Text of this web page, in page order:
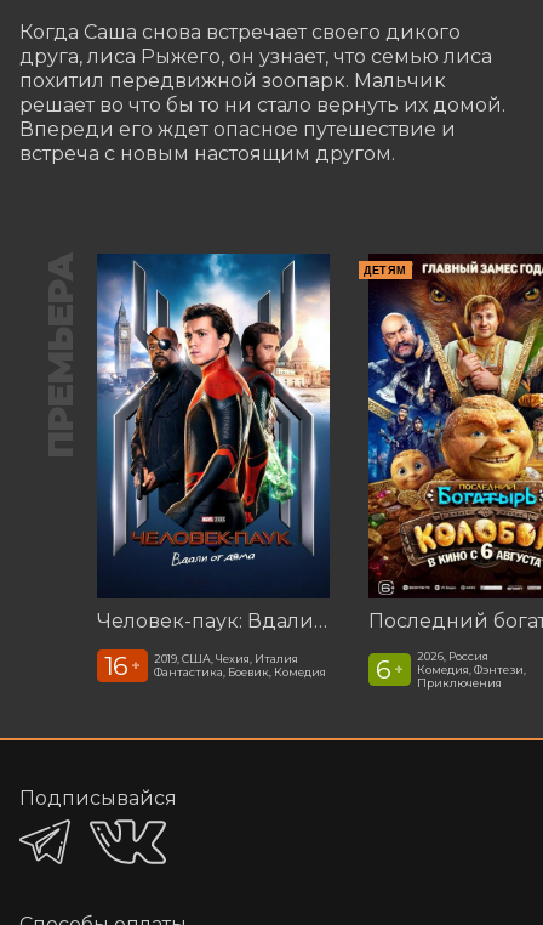
Когда Саша снова встречает своего дикого
друга, лиса Рыжего, он узнает, что семью лиса
похитил передвижной зоопарк. Мальчик
решает во что бы то ни стало вернуть их домой.
Впереди его ждет опасное путешествие и
встреча с новым настоящим другом.
ПРЕМЬЕРА
Человек-паук: Вдали от дома (2019)
16 +
2019, США, Чехия, Италия
Фантастика, Боевик, Комедия
ДЕТЯМ
6 +
2026, Россия
Комедия, Фэнтези,
Приключения
Подписывайся